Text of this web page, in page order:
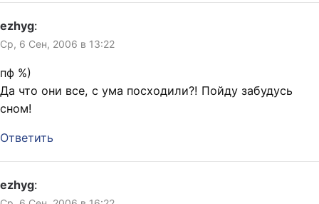
ezhyg:
Ср, 6 Сен, 2006 в 13:22
пф %)
Да что они все, с ума посходили?! Пойду забудусь
сном!
Ответить
ezhyg: